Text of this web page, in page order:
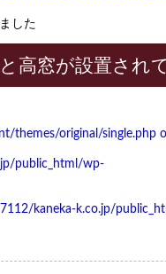
した
高窓が設置され
themes/original/single.php
public_html/wp-
kaneka-k.co.jp/